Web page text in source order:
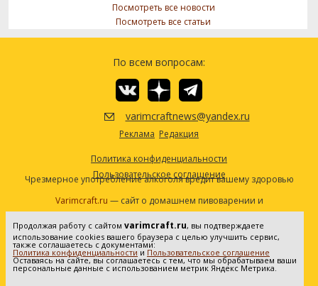
Посмотреть все новости
Посмотреть все статьи
По всем вопросам:
varimcraftnews@yandex.ru
Реклама Редакция
Политика конфиденциальности
Пользовательское соглашение
Чрезмерное употребление алкоголя вредит вашему здоровью
Varimcraft.ru — сайт о домашнем пивоварении и
самогоноварении.
Сетевое издание «Варимкрафт». Зарегистрировано в
Федеральной службе по надзору в сфере связи, информационных
технологий и массовых коммуникаций (Роскомнадзор). Реестровая
запись ЭЛ No ФС77-80936 от 25.05.2021. Все права защищены. 16+
Продолжая работу с сайтом varimcraft.ru, вы подтверждаете
использование cookies вашего браузера с целью улучшить сервис,
также соглашаетесь с документами:
Политика конфиденциальности и Пользовательское соглашение
Оставаясь на сайте, вы соглашаетесь с тем, что мы обрабатываем ваши
персональные данные с использованием метрик Яндекс Метрика.